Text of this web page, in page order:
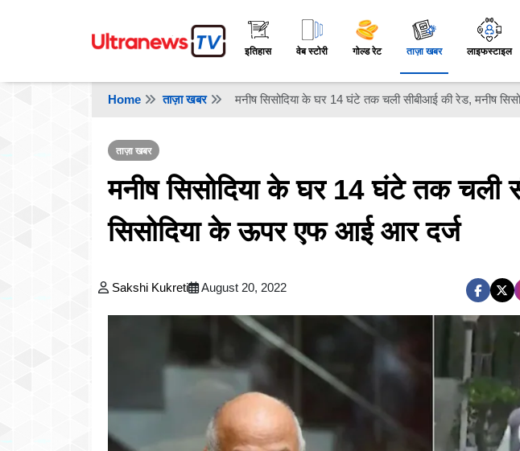
इतिहास वेब स्टोरी गोल्ड रेट ताज़ा खबर लाइफस्टाइल
Home ताज़ा खबर मनीष सिसोदिया के घर 14 घंटे तक चली सीबीआई की रेड, मनीष
ताज़ा खबर
मनीष सिसोदिया के घर 14 घंटे तक चली
सिसोदिया के ऊपर एफ आई आर दर्ज
Sakshi Kukreti August 20, 2022